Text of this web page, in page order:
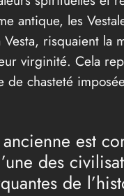
antique, les
Vesta, risquaient la
virginité. Cela
de chasteté
ancienne est
des
de